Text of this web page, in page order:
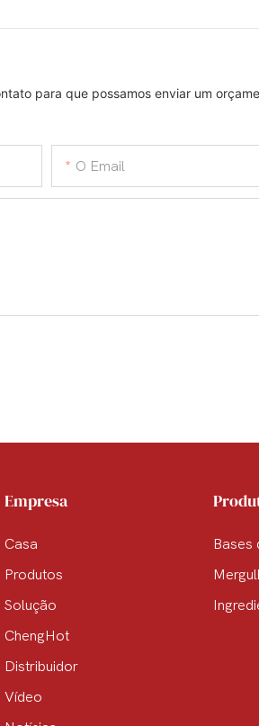
para que possamos enviar um
O Email
Empresa
Casa
Produtos
Solução
ChengHot
Distribuidor
Vídeo
Bases